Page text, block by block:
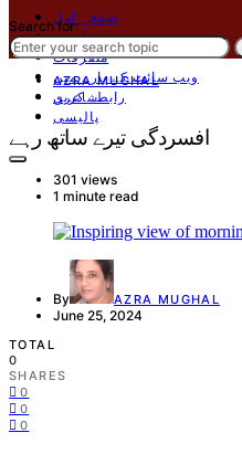
صفحہ اول
شاعری
متفرقات
ویب سائٹ کے بارے میں
رابطہ کریں
پالیسی
Search for:
AZRA MUGHAL
شاعری
افسردگی تیرے ساتھ رہے
301 views
1 minute read
By AZRA MUGHAL
June 25, 2024
TOTAL
0
SHARES
0
0
0